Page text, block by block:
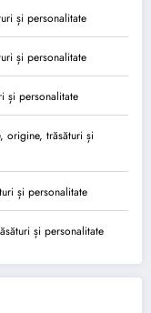
și personalitate
și personalitate
și personalitate
origine, trăsături și
și personalitate
și personalitate